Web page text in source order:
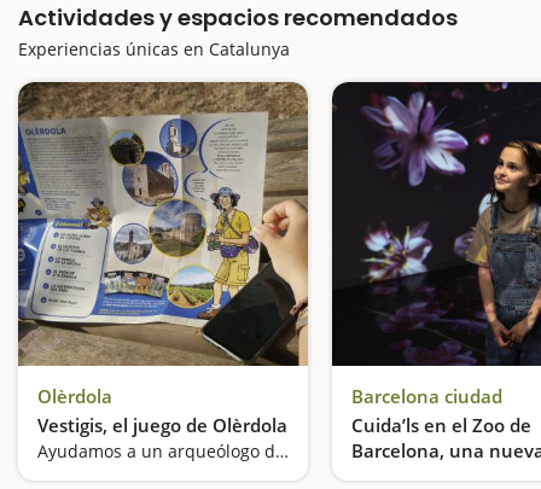
Actividades y espacios recomendados
Experiencias únicas en Catalunya
Olèrdola
Vestigis, el juego de Olèrdola
Ayudamos a un arqueólogo despistado a resolver enigmas sobre el patrimonio del municipio
Barcelona ciudad
Cuida’ls en el Zoo de
Barcelona, una
experiencia